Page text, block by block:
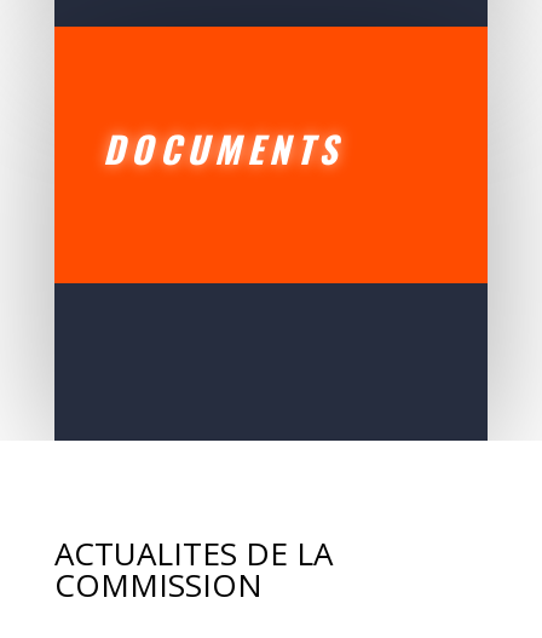
DOCUMENTS
ACTUALITES DE LA
COMMISSION